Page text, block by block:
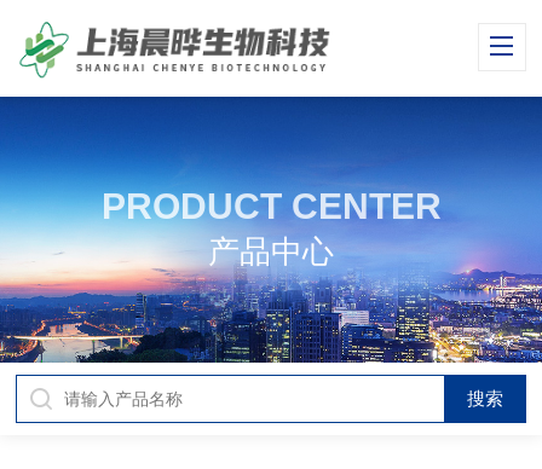
PRODUCT CENTER
产品中心